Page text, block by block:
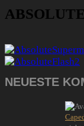
NEUESTE